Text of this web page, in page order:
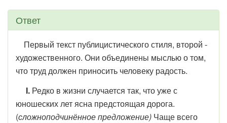
Ответ
Первый текст публицистического стиля, второй -
художественного. Они объединены мыслью о том,
что труд должен приносить человеку радость.
I. Редко в жизни случается так, что уже с
юношеских лет ясна предстоящая дорога.
(сложноподчинённое предложение) Чаще всего